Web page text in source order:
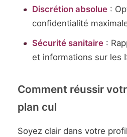
Discrétion absolue:
confidentialité
Sécurité sanitaire:
et informations sur les
Comment réussir
plan cul
Soyez clair dans votre